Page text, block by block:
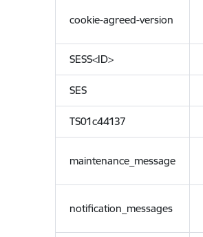
cookie-agreed-version
SESS<ID>
SES
TS01c44137
maintenance_message
notification_messages